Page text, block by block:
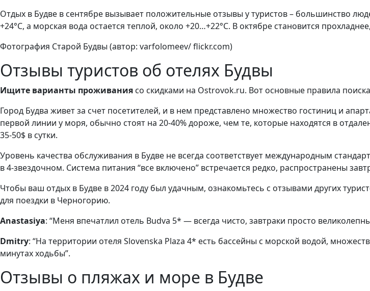
Отдых в Будве в сентябре вызывает положительные отзывы у туристов – большинство
+24°C, а морская вода остается теплой, около +20…+22°C. В октябре становится
Фотография Старой Будвы (автор: varfolomeev/ flickr.com)
Отзывы туристов об отелях Будвы
Ищите варианты проживания со скидками на Ostrovok.ru. Вот основные правила
Город Будва живет за счет посетителей, и в нем представлено множество гостиниц и
первой линии у моря, обычно стоят на 20-40% дороже, чем те, которые находятся в
35-50$ в сутки.
Уровень качества обслуживания в Будве не всегда соответствует международным
в 4-звездочном. Система питания “все включено” встречается редко, распространены
Чтобы ваш отдых в Будве в 2024 году был удачным, ознакомьтесь с отзывами других
для поездки в Черногорию.
Anastasiya: “Меня впечатлил отель Budva 5* — всегда чисто, завтраки просто
Dmitry: “На территории отеля Slovenska Plaza 4* есть бассейны с морской водой,
минутах ходьбы”.
Отзывы о пляжах и море в Будве